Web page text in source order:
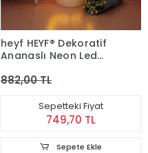
heyf HEYF® Dekoratif
Ananaslı Neon Led
Lambası Hediyelik
882,00 TL
Sepetteki Fiyat
749,70 TL
Sepete Ekle